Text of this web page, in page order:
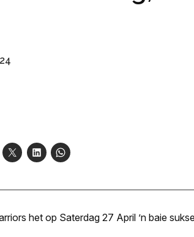
het op Saterdag 27 April ’n baie